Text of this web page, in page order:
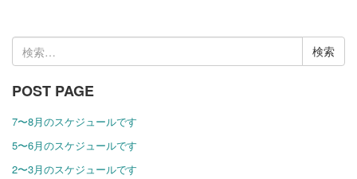
検
索:
POST PAGE
7〜8月のスケジュールです
5〜6月のスケジュールです
2〜3月のスケジュールです